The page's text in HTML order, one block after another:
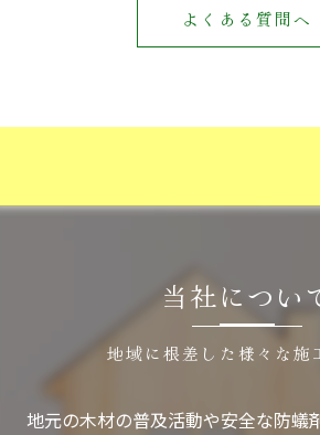
よくある質問へ
地域に根差した様々な施
当社につい
地元の木材の普及活動や安全な防蟻